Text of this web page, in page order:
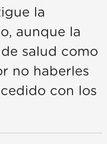
la
aunque la
salud como
no haberles
con los